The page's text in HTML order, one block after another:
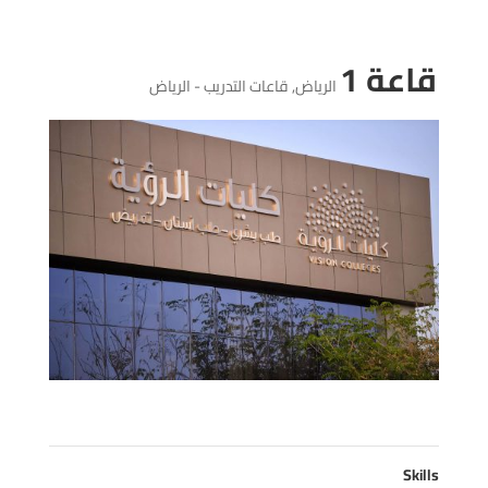
قاعة 1 الرياض,قاعات التدريب - الرياض
Skills